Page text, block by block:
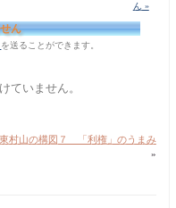
ん »
ん
を送ることができます。
ていません。
東村山の構図７ 「利権」のうまみ
»